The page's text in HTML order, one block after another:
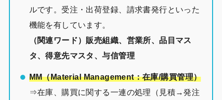
ルです。受注・出荷登録、請求書発行といった
機能を有しています。
（関連ワード）販売組織、営業所、品目マス
タ、得意先マスタ、与信管理
MM（Material Management：在庫/購買管理）
⇒在庫、購買に関する一連の処理（見積→発注